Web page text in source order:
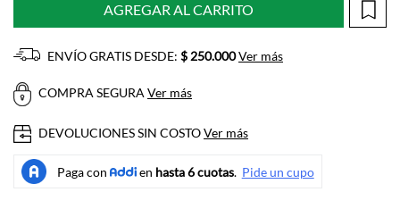
AGREGAR AL CARRITO
ENVÍO GRATIS DESDE: $ 250.000Ver más
COMPRA SEGURA Ver más
DEVOLUCIONES SIN COSTOVer más